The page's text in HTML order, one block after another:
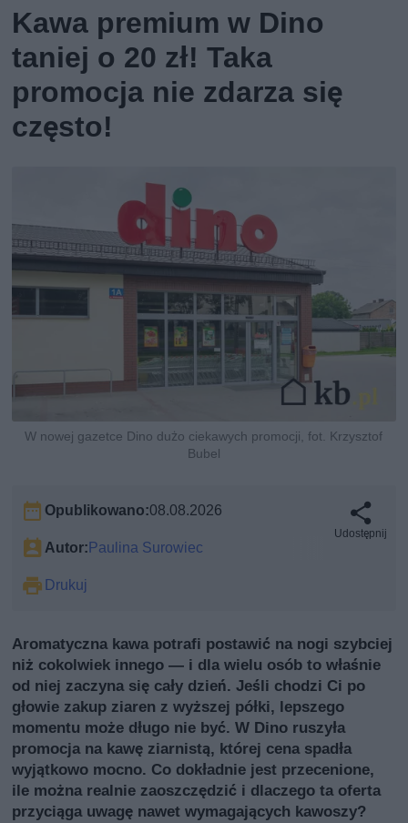
Kawa premium w Dino
taniej o 20 zł! Taka
promocja nie zdarza się
często!
W nowej gazetce Dino dużo ciekawych promocji, fot. Krzysztof
Bubel
Opublikowano:08.08.2026
Autor: Paulina Surowiec
Drukuj
Udostępnij
Aromatyczna kawa potrafi postawić na nogi szybciej
niż cokolwiek innego — i dla wielu osób to właśnie
od niej zaczyna się cały dzień. Jeśli chodzi Ci po
głowie zakup ziaren z wyższej półki, lepszego
momentu może długo nie być. W Dino ruszyła
promocja na kawę ziarnistą, której cena spadła
wyjątkowo mocno. Co dokładnie jest przecenione,
ile można realnie zaoszczędzić i dlaczego ta oferta
przyciąga uwagę nawet wymagających kawoszy?